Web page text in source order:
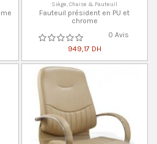
Siège, Chaise & Fauteuil
Fauteuil président en PU et
chrome
0 Avis
949,17 DH